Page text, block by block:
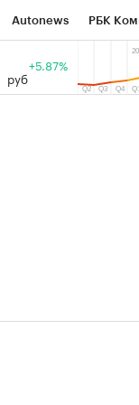
Autonews РБК
Тренды
руб
+5.87%